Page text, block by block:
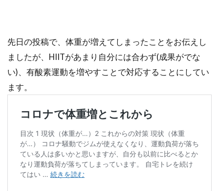
先日の投稿で、体重が増えてしまったことをお伝えし
ましたが、HIITがあまり自分には合わず(成果がでな
い)、有酸素運動を増やすことで対応することにしてい
ます。